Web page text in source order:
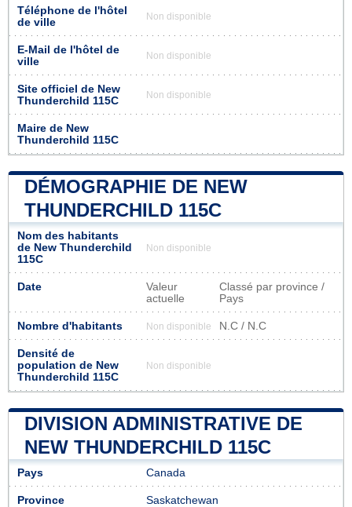
Téléphone de l'hôtel
de ville
Non disponible
E-Mail de l'hôtel de
ville
Non disponible
Site officiel de New
Thunderchild 115C
Non disponible
Maire de New
Thunderchild 115C
DÉMOGRAPHIE DE NEW
THUNDERCHILD 115C
Nom des habitants
de New Thunderchild
115C
Non disponible
Date
Valeur
actuelle
Classé par province /
Pays
Nombre d'habitants Non disponible N.C / N.C
Densité de
population de New
Thunderchild 115C
Non disponible
DIVISION ADMINISTRATIVE DE
NEW THUNDERCHILD 115C
Pays Canada
Province Saskatchewan